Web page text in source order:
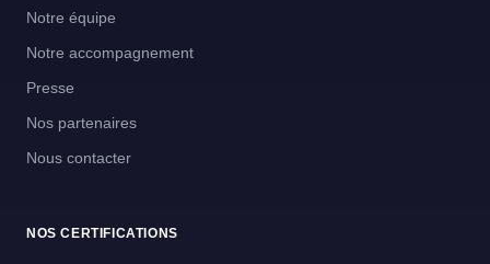
Notre équipe
Notre accompagnement
Presse
Nos partenaires
Nous contacter
NOS CERTIFICATIONS